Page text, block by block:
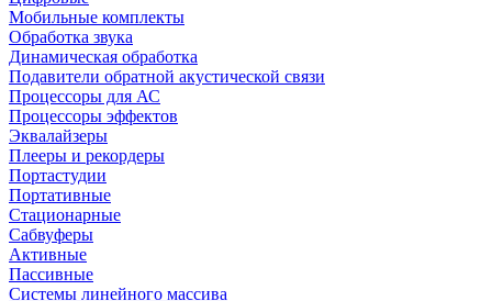
Мобильные комплекты
Обработка звука
Динамическая обработка
Подавители обратной акустической связи
Процессоры для АС
Процессоры эффектов
Эквалайзеры
Плееры и рекордеры
Портастудии
Портативные
Стационарные
Сабвуферы
Активные
Пассивные
Системы линейного массива